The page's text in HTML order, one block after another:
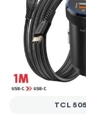
TCL 505